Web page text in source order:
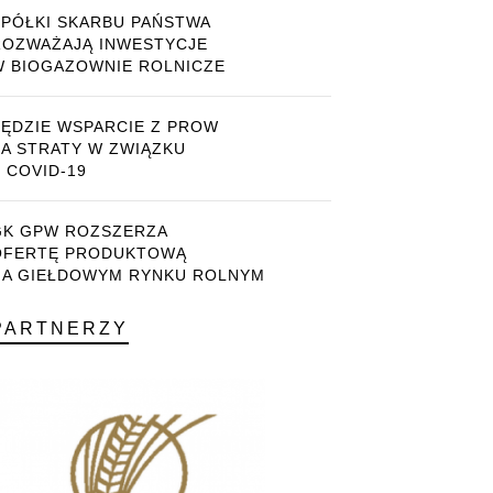
SKARBU PAŃSTWA
INWESTYCJE
BIOGAZOWNIE ROLNICZE
WSPARCIE Z PROW
STRATY W ZWIĄZKU
COVID-19
GPW ROZSZERZA
PRODUKTOWĄ
GIEŁDOWYM RYNKU ROLNYM